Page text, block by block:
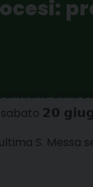
della
𝟮𝟬
S. Messa